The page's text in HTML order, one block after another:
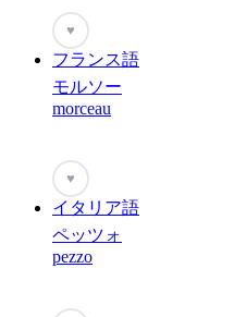
♥
フランス語
モルソー
morceau
♥
イタリア語
ペッツォ
pezzo